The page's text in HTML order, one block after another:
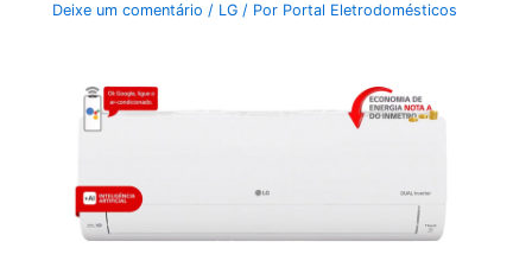
Deixe um comentário / LG / Por Portal Eletrodomésticos